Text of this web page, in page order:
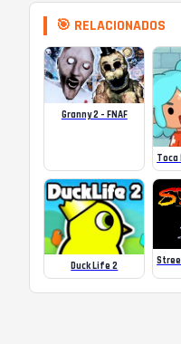
🎯 RELACIONADOS
Granny 2 – FNAF
Duck Life 2